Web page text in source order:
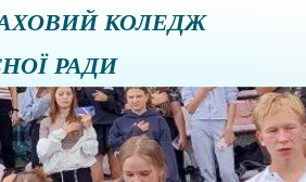
КОЛЕДЖ
РАДИ